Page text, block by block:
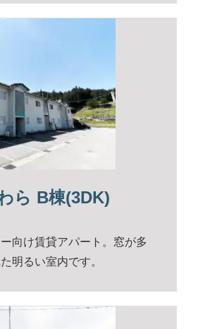
ら B棟(3DK)
向け賃貸アパート。窓が多
明るい室内です。